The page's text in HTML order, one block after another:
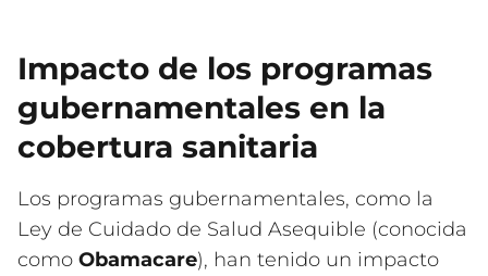
Impacto de los programas
gubernamentales en la
cobertura sanitaria
Los programas gubernamentales, como la
Ley de Cuidado de Salud Asequible (conocida
como Obamacare), han tenido un impacto